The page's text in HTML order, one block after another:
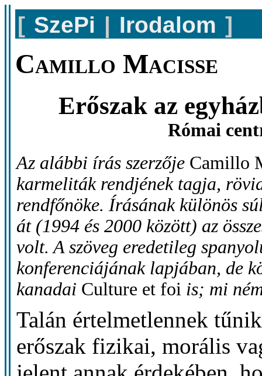
[ SzePi | Irodalom ]
Camillo Macisse
Erőszak az
Római
Az alábbi írás szerzője Camillo
karmeliták rendjének tagja,
rendfőnöke. Írásának különös
át (1994 és 2000 között) az
volt. A szöveg eredetileg
konferenciájának lapjában, de
kanadai Culture et foi is; mi
Talán értelmetlennek
erőszak fizikai, morális